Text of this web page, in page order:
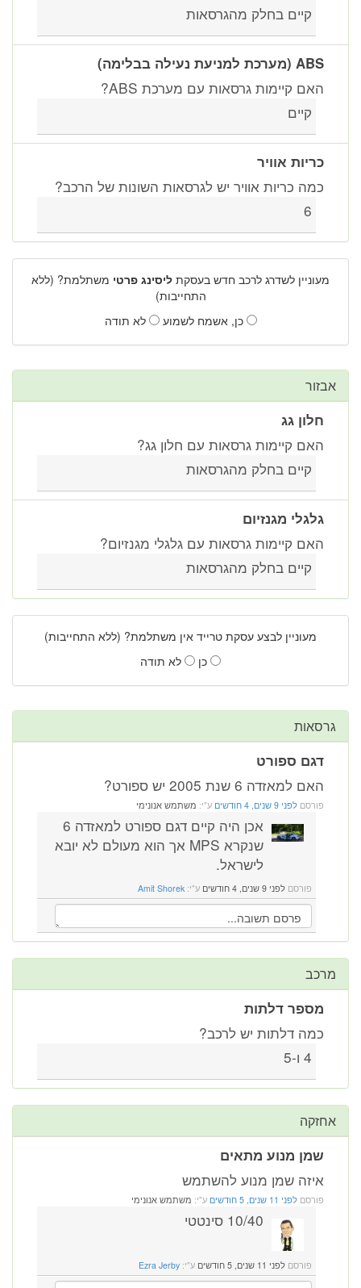
קיים בחלק מהגרסאות
ABS (מערכת למניעת נעילה בבלימה)
האם קיימות גרסאות עם מערכת ABS?
קיים
כריות אוויר
כמה כריות אוויר יש לגרסאות השונות של הרכב?
6
מעוניין לשדרג לרכב חדש בעסקת ליסינג פרטי משתלמת? (ללא
התחייבות)
כן, אשמח לשמוע
לא תודה
אבזור
חלון גג
האם קיימות גרסאות עם חלון גג?
קיים בחלק מהגרסאות
גלגלי מגנזיום
האם קיימות גרסאות עם גלגלי מגנזיום?
קיים בחלק מהגרסאות
מעוניין לבצע עסקת טרייד אין משתלמת? (ללא התחייבות)
כן
לא תודה
גרסאות
דגם ספורט
האם למאזדה 6 שנת 2005 יש ספורט?
פורסם לפני 9 שנים, 4 חודשים ע"י: משתמש אנונימי
אכן היה קיים דגם ספורט למאזדה 6
שנקרא MPS אך הוא מעולם לא יובא
לישראל.
פורסם לפני 9 שנים, 4 חודשים ע"י: Amit Shorek
מרכב
מספר דלתות
כמה דלתות יש לרכב?
4 ו-5
אחזקה
שמן מנוע מתאים
איזה שמן מנוע להשתמש
פורסם לפני 11 שנים, 5 חודשים ע"י: משתמש אנונימי
10/40 סינטטי
פורסם לפני 11 שנים, 5 חודשים ע"י: Ezra Jerby